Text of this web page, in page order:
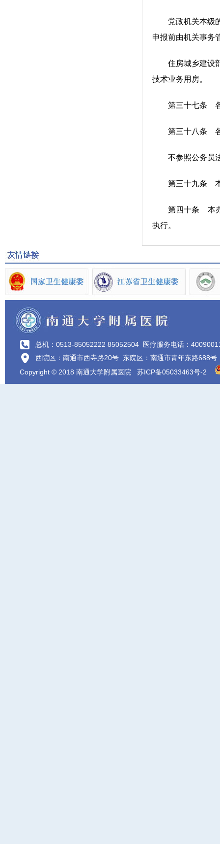
党政机关本级的
申报前由机关事务
住房城乡建设部
技术业务用房。
第三十七条 各省
第三十八条 各
不参照公务员法
第三十九条 本办
第四十条 本办法
执行。
总机：0513-85052222 85052504 医疗服务电话：
西院区：南通市西寺路20号 东院区：南通市青年东路688号
Copyright © 2018 南通大学附属医院 苏ICP备05033463号-2